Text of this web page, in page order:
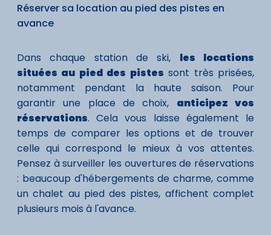
Réserver sa location au pied des pistes en
avance
Dans chaque station de ski, les locations
situées au pied des pistes sont très prisées,
notamment pendant la haute saison. Pour
garantir une place de choix, anticipez vos
réservations. Cela vous laisse également le
temps de comparer les options et de trouver
celle qui correspond le mieux à vos attentes.
Pensez à surveiller les ouvertures de réservations
: beaucoup d'hébergements de charme, comme
un chalet au pied des pistes, affichent complet
plusieurs mois à l'avance.